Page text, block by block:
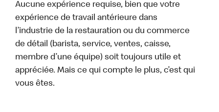
Aucune expérience requise, bien que votre
expérience de travail antérieure dans
l’industrie de la restauration ou du commerce
de détail (barista, service, ventes, caisse,
membre d’une équipe) soit toujours utile et
appréciée. Mais ce qui compte le plus, c’est qui
vous êtes.